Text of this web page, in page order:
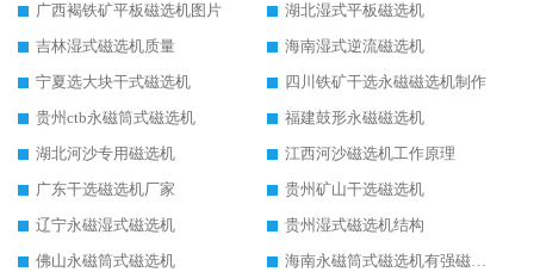
广西褐铁矿平板磁选机图片
湖北湿式平板磁选机
吉林湿式磁选机质量
海南湿式逆流磁选机
宁夏选大块干式磁选机
四川铁矿干选永磁磁选机制作
贵州ctb永磁筒式磁选机
福建鼓形永磁磁选机
湖北河沙专用磁选机
江西河沙磁选机工作原理
广东干选磁选机厂家
贵州矿山干选磁选机
辽宁永磁湿式磁选机
贵州湿式磁选机结构
佛山永磁筒式磁选机
海南永磁筒式磁选机有强磁的吗